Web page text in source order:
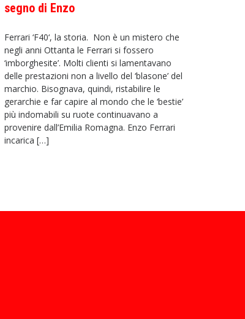
segno di Enzo
Ferrari ‘F40‘, la storia. Non è un mistero che
negli anni Ottanta le Ferrari si fossero
‘imborghesite’. Molti clienti si lamentavano
delle prestazioni non a livello del ‘blasone’ del
marchio. Bisognava, quindi, ristabilire le
gerarchie e far capire al mondo che le ‘bestie’
più indomabili su ruote continuavano a
provenire dall’Emilia Romagna. Enzo Ferrari
incarica […]